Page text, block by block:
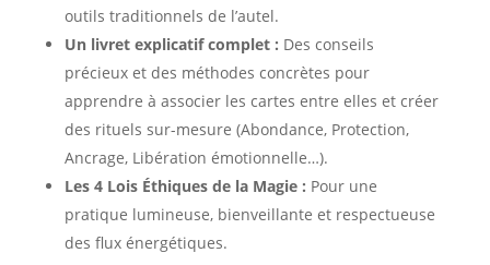
outils traditionnels de l’autel.
Un livret explicatif complet : Des conseils
précieux et des méthodes concrètes pour
apprendre à associer les cartes entre elles et créer
des rituels sur-mesure (Abondance, Protection,
Ancrage, Libération émotionnelle…).
Les 4 Lois Éthiques de la Magie : Pour une
pratique lumineuse, bienveillante et respectueuse
des flux énergétiques.